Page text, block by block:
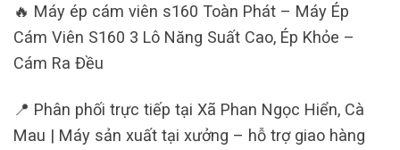
🔥 Máy ép cám viên s160 Toàn Phát – Máy Ép
Cám Viên S160 3 Lô Năng Suất Cao, Ép Khỏe –
Cám Ra Đều
📍 Phân phối trực tiếp tại Xã Phan Ngọc Hiển, Cà
Mau | Máy sản xuất tại xưởng – hỗ trợ giao hàng